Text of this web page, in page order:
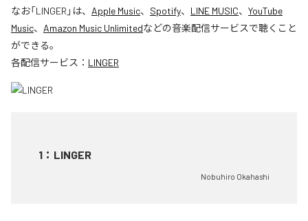
なお「LINGER 」は、 Apple Music、 Spotify、 LINE MUSIC、 YouTube
Music、 Amazon Music Unlimitedなどの音楽配信サービスで聴くこと
ができる。
各配信サービス： LINGER
1 ： LINGER
Nobuhiro Okahashi